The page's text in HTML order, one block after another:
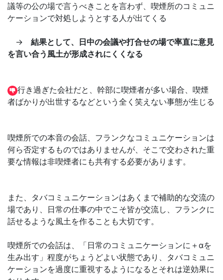
議等の公の場で言うべきことを言わず、喫煙所のコミュニ
ケーションで対処しようとする人が出てくる
→ 結果として、日中の会議や打合せの場で率直に意見
を言い合う風土が形成されにくくなる
行き過ぎた会社だと、幹部に喫煙者が多い場合、喫煙
者ばかりが出世するなどという全く笑えない事態が生じる
喫煙所での本音の会話、フランクなコミュニケーションは
何ら否定するものではありませんが、そこで交わされた重
要な情報は非喫煙者にも共有する必要があります。
また、タバコミュニケーションはあくまで補助的な交流の
場であり、日常の仕事の中でこそ皆が交流し、フランクに
話せるような風土を作ることも大切です。
喫煙所での会話は、「日常のコミュニケーションに＋αを
生み出す」程度がちょうどよい状態であり、タバコミュニ
ケーションを過度に重視するようになるとそれは逆効果に